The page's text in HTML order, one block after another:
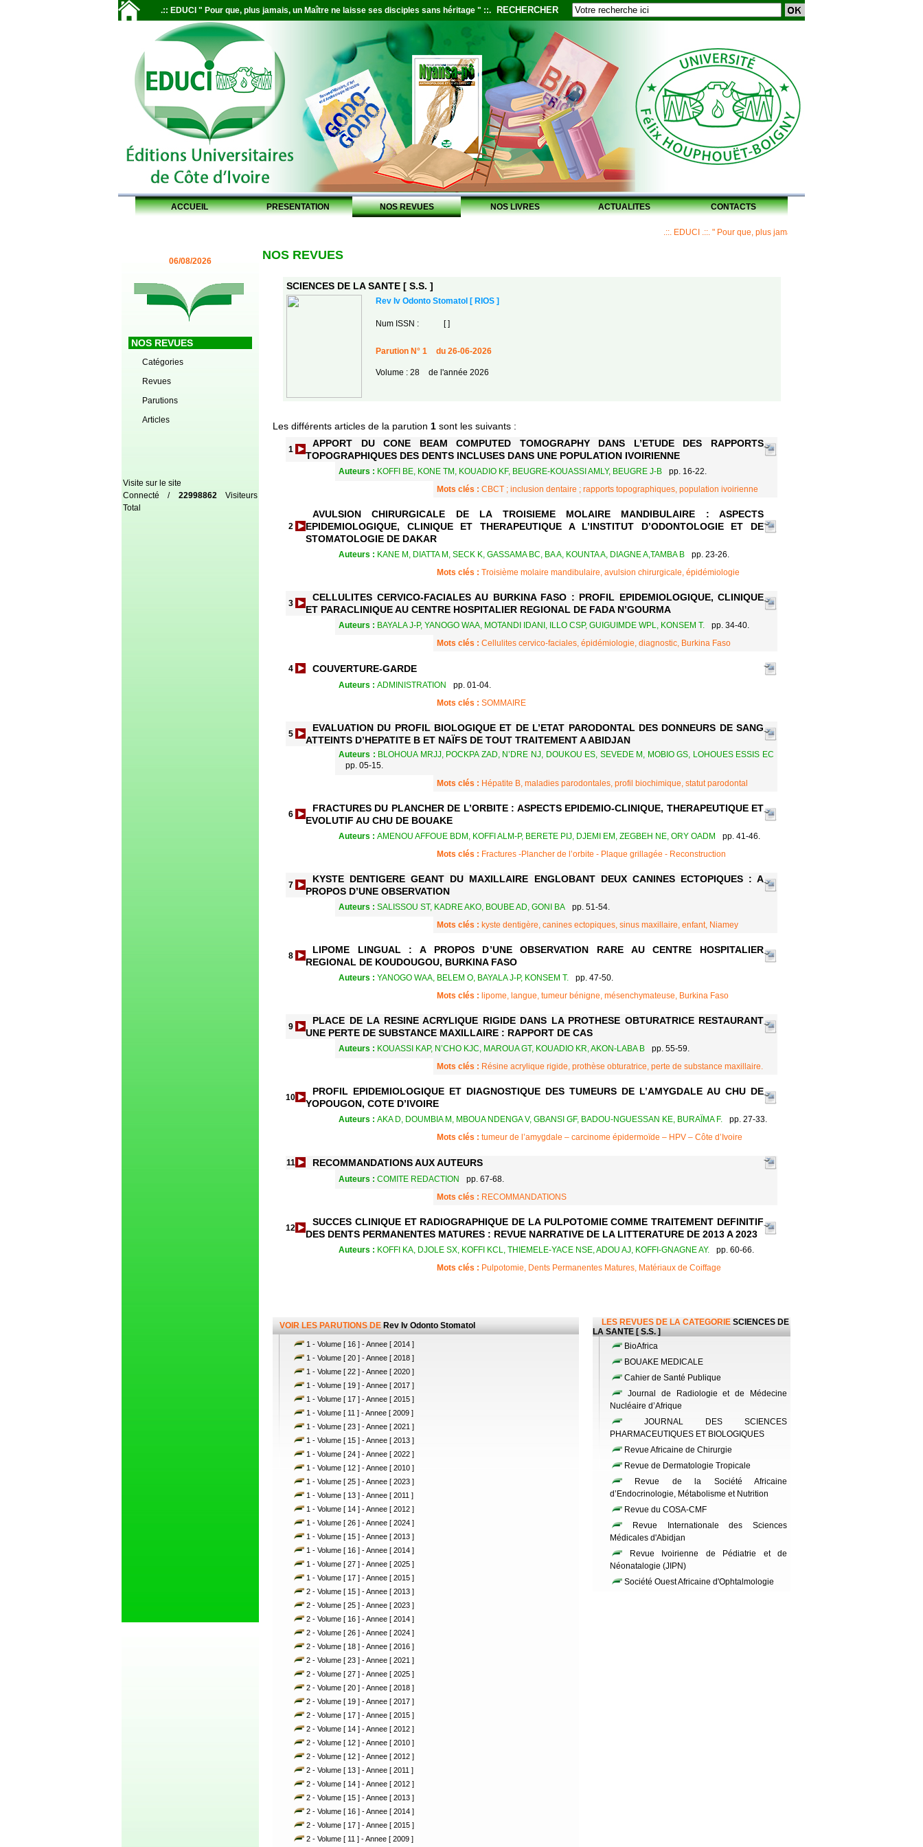
.:: EDUCI " Pour que, plus jamais, un Maître ne laisse ses disciples sans héritage " ::. RECHERCHER
ACCUEIL PRESENTATION NOS REVUES NOS LIVRES ACTUALITES CONTACTS
.::. EDUCI .::. " Pour que, plus jamais, un Maître ne laisse ses disciples
06/08/2026
NOS REVUES
Catégories
Revues
Parutions
Articles
Visite sur le site
Connecté / 22998862Visiteurs
Total
NOS REVUES
SCIENCES DE LA SANTE [ S.S. ]
Rev Iv Odonto Stomatol [ RIOS ]
Num ISSN : [ ]
Parution N° 1 du 26-06-2026
Volume : 28 de l'année 2026
Les différents articles de la parution 1 sont les suivants :
1
APPORT DU CONE BEAM COMPUTED TOMOGRAPHY DANS L’ETUDE DES RAPPORTS
TOPOGRAPHIQUES DES DENTS INCLUSES DANS UNE POPULATION IVOIRIENNE
Auteurs : KOFFI BE, KONE TM, KOUADIO KF, BEUGRE-KOUASSI AMLY, BEUGRE J-B
pp. 16-22.
Mots clés : CBCT ; inclusion dentaire ; rapports topographiques, population ivoirienne
2
AVULSION CHIRURGICALE DE LA TROISIEME MOLAIRE MANDIBULAIRE : ASPECTS
EPIDEMIOLOGIQUE, CLINIQUE ET THERAPEUTIQUE A L’INSTITUT D’ODONTOLOGIE ET DE
STOMATOLOGIE DE DAKAR
Auteurs : KANE M, DIATTA M, SECK K, GASSAMA BC, BA A, KOUNTA A, DIAGNE A,TAMBA B
pp. 23-26.
Mots clés : Troisième molaire mandibulaire, avulsion chirurgicale, épidémiologie
3
CELLULITES CERVICO-FACIALES AU BURKINA FASO : PROFIL EPIDEMIOLOGIQUE, CLINIQUE
ET PARACLINIQUE AU CENTRE HOSPITALIER REGIONAL DE FADA N’GOURMA
Auteurs : BAYALA J-P, YANOGO WAA, MOTANDI IDANI, ILLO CSP, GUIGUIMDE WPL, KONSEM T.
pp. 34-40.
Mots clés : Cellulites cervico-faciales, épidémiologie, diagnostic, Burkina Faso
4 COUVERTURE-GARDE
Auteurs : ADMINISTRATION
pp. 01-04.
Mots clés : SOMMAIRE
5
EVALUATION DU PROFIL BIOLOGIQUE ET DE L’ETAT PARODONTAL DES DONNEURS DE SANG
ATTEINTS D’HEPATITE B ET NAÏFS DE TOUT TRAITEMENT A ABIDJAN
Auteurs : BLOHOUA MRJJ, POCKPA ZAD, N’DRE NJ, DOUKOU ES, SEVEDE M, MOBIO GS, LOHOUES ESSIS EC
pp. 05-15.
Mots clés : Hépatite B, maladies parodontales, profil biochimique, statut parodontal
6
FRACTURES DU PLANCHER DE L’ORBITE : ASPECTS EPIDEMIO-CLINIQUE, THERAPEUTIQUE ET
EVOLUTIF AU CHU DE BOUAKE
Auteurs : AMENOU AFFOUE BDM, KOFFI ALM-P, BERETE PIJ, DJEMI EM, ZEGBEH NE, ORY OADM
pp. 41-46.
Mots clés : Fractures -Plancher de l’orbite - Plaque grillagée - Reconstruction
7
KYSTE DENTIGERE GEANT DU MAXILLAIRE ENGLOBANT DEUX CANINES ECTOPIQUES : A
PROPOS D’UNE OBSERVATION
Auteurs : SALISSOU ST, KADRE AKO, BOUBE AD, GONI BA
pp. 51-54.
Mots clés : kyste dentigère, canines ectopiques, sinus maxillaire, enfant, Niamey
8
LIPOME LINGUAL : A PROPOS D’UNE OBSERVATION RARE AU CENTRE HOSPITALIER
REGIONAL DE KOUDOUGOU, BURKINA FASO
Auteurs : YANOGO WAA, BELEM O, BAYALA J-P, KONSEM T.
pp. 47-50.
Mots clés : lipome, langue, tumeur bénigne, mésenchymateuse, Burkina Faso
9
PLACE DE LA RESINE ACRYLIQUE RIGIDE DANS LA PROTHESE OBTURATRICE RESTAURANT
UNE PERTE DE SUBSTANCE MAXILLAIRE : RAPPORT DE CAS
Auteurs : KOUASSI KAP, N’CHO KJC, MAROUA GT, KOUADIO KR, AKON-LABA B
pp. 55-59.
Mots clés : Résine acrylique rigide, prothèse obturatrice, perte de substance maxillaire.
10
PROFIL EPIDEMIOLOGIQUE ET DIAGNOSTIQUE DES TUMEURS DE L’AMYGDALE AU CHU DE
YOPOUGON, COTE D’IVOIRE
Auteurs : AKA D, DOUMBIA M, MBOUA NDENGA V, GBANSI GF, BADOU-NGUESSAN KE, BURAÏMA F.
pp. 27-33.
Mots clés : tumeur de l’amygdale – carcinome épidermoïde – HPV – Côte d’Ivoire
11 RECOMMANDATIONS AUX AUTEURS
Auteurs : COMITE REDACTION
pp. 67-68.
Mots clés : RECOMMANDATIONS
12
SUCCES CLINIQUE ET RADIOGRAPHIQUE DE LA PULPOTOMIE COMME TRAITEMENT DEFINITIF
DES DENTS PERMANENTES MATURES : REVUE NARRATIVE DE LA LITTERATURE DE 2013 A 2023
Auteurs : KOFFI KA, DJOLE SX, KOFFI KCL, THIEMELE-YACE NSE, ADOU AJ, KOFFI-GNAGNE AY.
pp. 60-66.
Mots clés : Pulpotomie, Dents Permanentes Matures, Matériaux de Coiffage
VOIR LES PARUTIONS DE Rev Iv Odonto Stomatol
1 - Volume [ 16 ] - Annee [ 2014 ]
1 - Volume [ 20 ] - Annee [ 2018 ]
1 - Volume [ 22 ] - Annee [ 2020 ]
1 - Volume [ 19 ] - Annee [ 2017 ]
1 - Volume [ 17 ] - Annee [ 2015 ]
1 - Volume [ 11 ] - Annee [ 2009 ]
1 - Volume [ 23 ] - Annee [ 2021 ]
1 - Volume [ 15 ] - Annee [ 2013 ]
1 - Volume [ 24 ] - Annee [ 2022 ]
1 - Volume [ 12 ] - Annee [ 2010 ]
1 - Volume [ 25 ] - Annee [ 2023 ]
1 - Volume [ 13 ] - Annee [ 2011 ]
1 - Volume [ 14 ] - Annee [ 2012 ]
1 - Volume [ 26 ] - Annee [ 2024 ]
1 - Volume [ 15 ] - Annee [ 2013 ]
1 - Volume [ 16 ] - Annee [ 2014 ]
1 - Volume [ 27 ] - Annee [ 2025 ]
1 - Volume [ 17 ] - Annee [ 2015 ]
2 - Volume [ 15 ] - Annee [ 2013 ]
2 - Volume [ 25 ] - Annee [ 2023 ]
2 - Volume [ 16 ] - Annee [ 2014 ]
2 - Volume [ 26 ] - Annee [ 2024 ]
2 - Volume [ 18 ] - Annee [ 2016 ]
2 - Volume [ 23 ] - Annee [ 2021 ]
2 - Volume [ 27 ] - Annee [ 2025 ]
2 - Volume [ 20 ] - Annee [ 2018 ]
2 - Volume [ 19 ] - Annee [ 2017 ]
2 - Volume [ 17 ] - Annee [ 2015 ]
2 - Volume [ 14 ] - Annee [ 2012 ]
2 - Volume [ 12 ] - Annee [ 2010 ]
2 - Volume [ 12 ] - Annee [ 2012 ]
2 - Volume [ 13 ] - Annee [ 2011 ]
2 - Volume [ 14 ] - Annee [ 2012 ]
2 - Volume [ 15 ] - Annee [ 2013 ]
2 - Volume [ 16 ] - Annee [ 2014 ]
2 - Volume [ 17 ] - Annee [ 2015 ]
2 - Volume [ 11 ] - Annee [ 2009 ]
LES REVUES DE LA CATEGORIE SCIENCES DE
LA SANTE [ S.S. ]
BioAfrica
BOUAKE MEDICALE
Cahier de Santé Publique
Journal de Radiologie et de Médecine
Nucléaire d’Afrique
JOURNAL DES SCIENCES
PHARMACEUTIQUES ET BIOLOGIQUES
Revue Africaine de Chirurgie
Revue de Dermatologie Tropicale
Revue de la Société Africaine
d’Endocrinologie, Métabolisme et Nutrition
Revue du COSA-CMF
Revue Internationale des Sciences
Médicales d'Abidjan
Revue Ivoirienne de Pédiatrie et de
Néonatalogie (JIPN)
Société Ouest Africaine d'Ophtalmologie